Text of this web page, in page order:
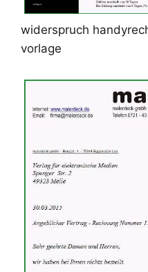
widerspruch
vorlage